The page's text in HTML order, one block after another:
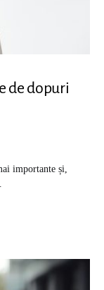
de dopuri
importante și,